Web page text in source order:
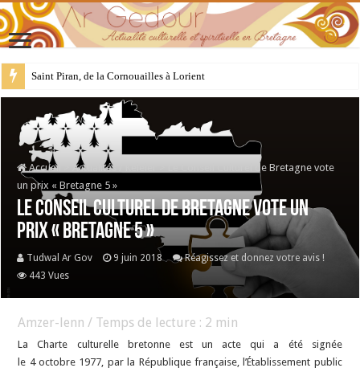
Saint Piran, de la Cornouailles à Lorient
28 juillet : Saint Samson de Dol, père de la Bretagne chrétienne
Accueil Actualités / Keleier
Le Conseil Culturel de Bretagne vote
un prix « Bretagne 5 »
Le Conseil Culturel de Bretagne vote un
prix « Bretagne 5 »
Tudwal Ar Gov 9 juin 2018
Réagissez et donnez votre avis !
443 Vues
Amzer-lenn / Temps de lecture : 2 min
La Charte culturelle bretonne est un acte qui a été signée
le 4 octobre 1977, par la République française, l’Établissement public